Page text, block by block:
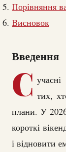
Порівняння
Висновок
Введення
С тих,
плани. У
короткі
і відновити